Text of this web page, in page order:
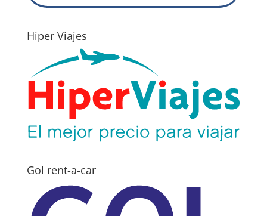
Hiper Viajes
Gol rent-a-car